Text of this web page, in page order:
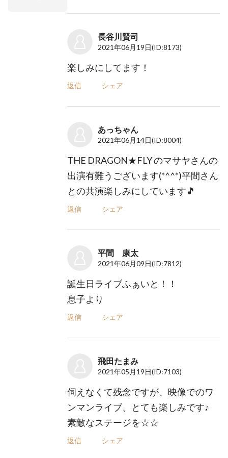
長谷川賢司
2021年06月19日(ID:8173)
楽しみにしてます！
返信 シェア
あっちゃん
2021年06月14日(ID:8004)
THE DRAGON★FLY のマサヤさんの
出演有難うございます(*^^*)平間さん
との共演楽しみにしています🎵
返信 シェア
平間 康太
2021年06月09日(ID:7812)
誕生日ライブふぁいと！！
息子より
返信 シェア
飛田たまみ
2021年05月19日(ID:7103)
伺えなくて残念ですが、映像でのワ
ンマンライブ、とても楽しみです♪
素敵なステージを☆☆
返信 シェア